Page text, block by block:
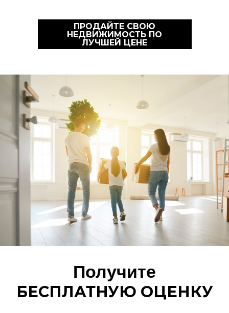
ПРОДАЙТЕ СВОЮ
НЕДВИЖИМОСТЬ ПО
ЛУЧШЕЙ ЦЕНЕ
Получите
БЕСПЛАТНУЮ ОЦЕНКУ